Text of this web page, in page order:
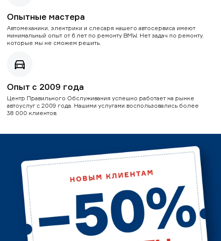
Опытные мастера
Автомеханики, электрики и слесаря нашего автосервиса имеют
минимальный опыт от 6 лет по ремонту BMW. Нет задач по ремонту,
которые мы не сможем решить.
Опыт с 2009 года
Центр Правильного Обслуживания успешно работает на рынке
автоуслуг с 2009 года. Нашими услугами воспользовались более
38 000 клиентов.